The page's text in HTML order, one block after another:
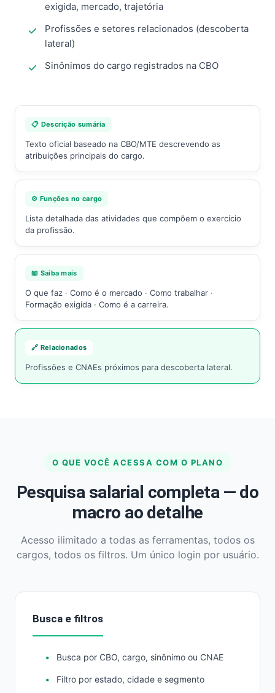
exigida, mercado, trajetória
Profissões e setores relacionados (descoberta
lateral)
Sinônimos do cargo registrados na CBO
📋 Descrição sumária
Texto oficial baseado na CBO/MTE descrevendo as
atribuições principais do cargo.
⚙️ Funções no cargo
Lista detalhada das atividades que compõem o exercício
da profissão.
📖 Saiba mais
O que faz · Como é o mercado · Como trabalhar ·
Formação exigida · Como é a carreira.
🔗 Relacionados
Profissões e CNAEs próximos para descoberta lateral.
O QUE VOCÊ ACESSA COM O PLANO
Pesquisa salarial completa — do
macro ao detalhe
Acesso ilimitado a todas as ferramentas, todos os
cargos, todos os filtros. Um único login por usuário.
Busca e filtros
Busca por CBO, cargo, sinônimo ou CNAE
Filtro por estado, cidade e segmento